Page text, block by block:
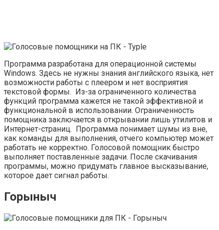
Программа разработана для операционной системы
Windows. Здесь не нужны знания английского языка, нет
возможности работы с плеером и нет восприятия
текстовой формы. Из-за ограниченного количества
функций программа кажется не такой эффективной и
функциональной в использовании. Ограниченность
помощника заключается в открывании лишь утилитов и
Интернет-страниц. Программа понимает шумы из вне,
как команды для выполнения, отчего компьютер может
работать не корректно. Голосовой помощник быстро
выполняет поставленные задачи. После скачивания
программы, можно придумать главное высказывание,
которое дает сигнал работы.
Горыныч